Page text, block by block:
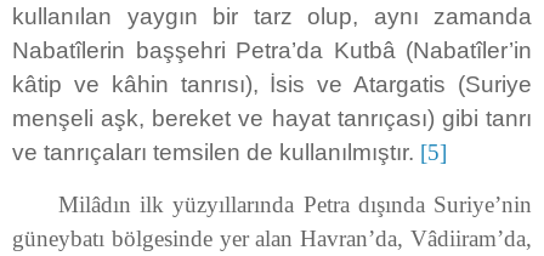
kullanılan yaygın bir tarz olup, aynı zamanda
Nabatîlerin başşehri Petra’da Kutbâ (Nabatîler’in
kâtip ve kâhin tanrısı), İsis ve Atargatis (Suriye
menşeli aşk, bereket ve hayat tanrıçası) gibi tanrı
ve tanrıçaları temsilen de kullanılmıştır. [5]
Milâdın ilk yüzyıllarında Petra dışında Suriye’nin
güneybatı bölgesinde yer alan Havran’da, Vâdiiram’da,